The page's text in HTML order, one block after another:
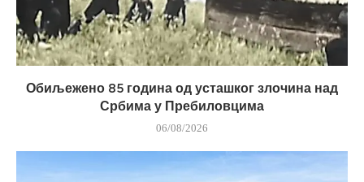
Обиљежено 85 година од усташког злочина над
Србима у Пребиловцима
06/08/2026